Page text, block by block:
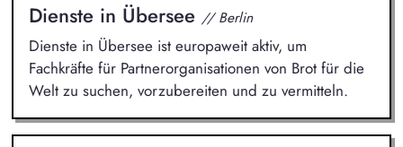
Dienste in Übersee // Berlin
Dienste in Übersee ist europaweit aktiv, um
Fachkräfte für Partnerorganisationen von Brot für die
Welt zu suchen, vorzubereiten und zu vermitteln.